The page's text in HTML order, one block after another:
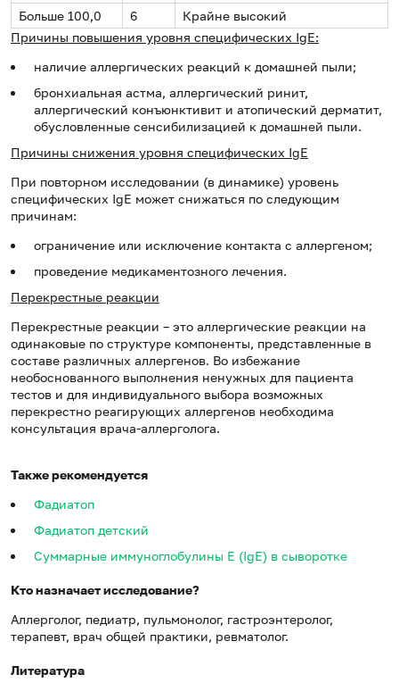
Больше 100,0
6
Крайне высокий
Причины повышения уровня специфических IgE:
наличие аллергических реакций к домашней пыли;
бронхиальная астма, аллергический ринит,
аллергический конъюнктивит и атопический дерматит,
обусловленные сенсибилизацией к домашней пыли.
Причины снижения уровня специфических IgE
При повторном исследовании (в динамике) уровень
специфических IgE может снижаться по следующим
причинам:
ограничение или исключение контакта с аллергеном;
проведение медикаментозного лечения.
Перекрестные реакции
Перекрестные реакции – это аллергические реакции на
одинаковые по структуре компоненты, представленные в
составе различных аллергенов. Во избежание
необоснованного выполнения ненужных для пациента
тестов и для индивидуального выбора возможных
перекрестно реагирующих аллергенов необходима
консультация врача-аллерголога.
Также рекомендуется
Фадиатоп
Фадиатоп детский
Суммарные иммуноглобулины E (IgE) в сыворотке
Кто назначает исследование?
Аллерголог, педиатр, пульмонолог, гастроэнтеролог,
терапевт, врач общей практики, ревматолог.
Литература